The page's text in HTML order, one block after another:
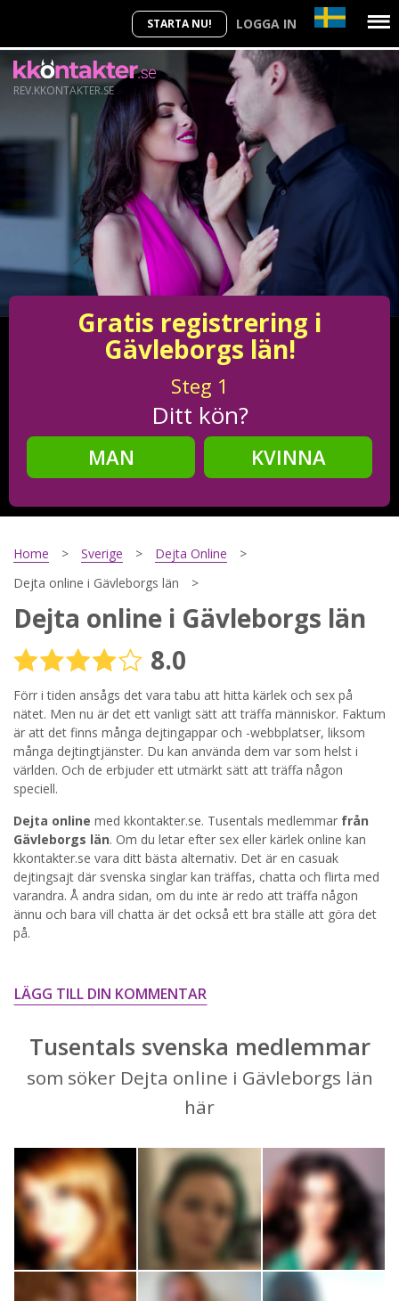
STARTA NU! LOGGA IN
REV.KKONTAKTER.SE
Gratis registrering i
Gävleborgs län!
Steg 1
Ditt kön?
MAN
KVINNA
Steg2
Steg3
Din mailadress?
Genom att registrera godkänner jag Villkoren
Sekretesspolicyn . Jag godkänner att ta emot information och
reklam via e-post från hemsidans operatörer. Jag kan dra
STARTA NU!
Home Sverige
Dejta Online
Dejta online i Gävleborgs län
Dejta online i Gävleborgs län
8.0
Förr i tiden ansågs det vara tabu att hitta kärlek och sex på
nätet. Men nu är det ett vanligt sätt att träffa människor. Faktum
är att det finns många dejtingappar och -webbplatser, liksom
många dejtingtjänster. Du kan använda dem var som helst i
världen. Och de erbjuder ett utmärkt sätt att träffa någon
speciell.
Dejta online med kkontakter.se. Tusentals medlemmar från
Gävleborgs län. Om du letar efter sex eller kärlek online kan
kkontakter.se vara ditt bästa alternativ. Det är en casuak
dejtingsajt där svenska singlar kan träffas, chatta och flirta med
varandra. Å andra sidan, om du inte är redo att träffa någon
ännu och bara vill chatta är det också ett bra ställe att göra det
på.
LÄGG TILL DIN KOMMENTAR
Tusentals svenska medlemmar
som söker Dejta online i Gävleborgs län
här